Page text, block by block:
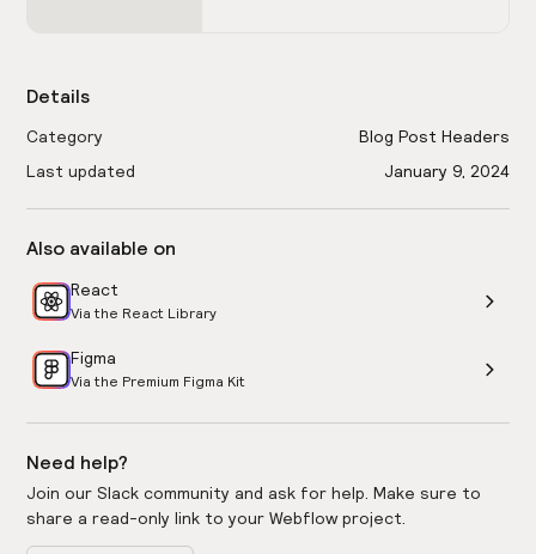
Details
Category
Blog Post Headers
Last updated
January 9, 2024
Also available on
React
Via the React Library
Figma
Via the Premium Figma Kit
Need help?
Join our Slack community and ask for help. Make sure to
share a read-only link to your Webflow project.